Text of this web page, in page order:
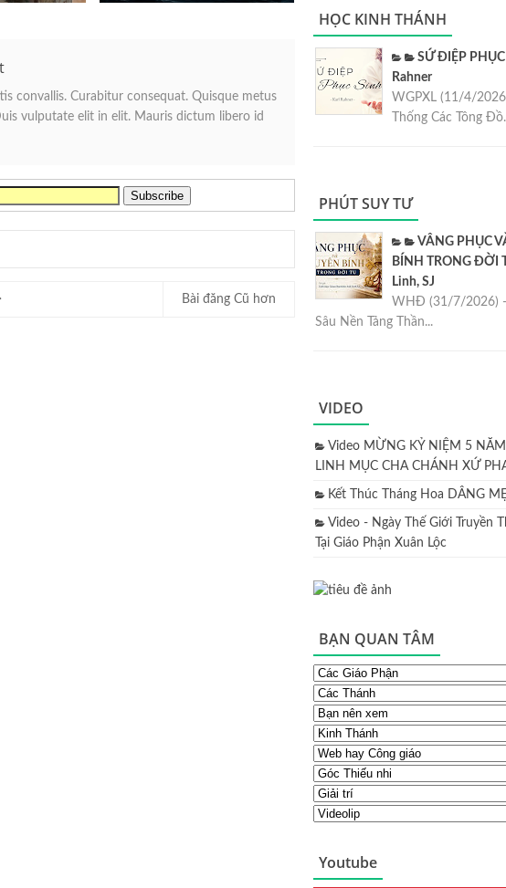
convallis. Curabitur consequat. Quisque metus
vulputate elit in elit. Mauris dictum libero id
Bài đăng Cũ hơn
HỌC KINH THÁNH
SỨ ĐIỆP
Rahner
WGPXL (11/4/
Thống Các Tông
PHÚT SUY TƯ
VÂNG PHỤC
BÍNH TRONG ĐỜI
Linh, SJ
WHĐ (31/7/2026)
Sâu Nền Tảng Thần...
VIDEO
Video MỪNG KỶ NIỆM 5
LINH MỤC CHA CHÁNH XỨ
Kết Thúc Tháng Hoa DÂNG
Video - Ngày Thế Giới Truyền
Tại Giáo Phận Xuân Lộc
BẠN QUAN TÂM
Youtube